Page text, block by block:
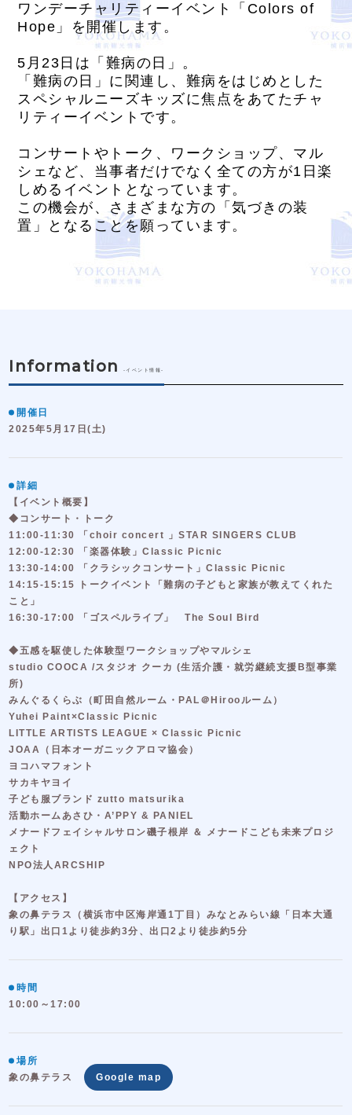
ワンデーチャリティーイベント「Colors of
Hope」を開催します。
5月23日は「難病の日」。
「難病の日」に関連し、難病をはじめとした
スペシャルニーズキッズに焦点をあてたチャ
リティーイベントです。
コンサートやトーク、ワークショップ、マル
シェなど、当事者だけでなく全ての方が1日楽
しめるイベントとなっています。
この機会が、さまざまな方の「気づきの装
置」となることを願っています。
Information -イベント情報-
開催日
2025年5月17日(土)
詳細
【イベント概要】
◆コンサート・トーク
11:00-11:30 「choir concert 」STAR SINGERS CLUB
12:00-12:30 「楽器体験」Classic Picnic
13:30-14:00 「クラシックコンサート」Classic Picnic
14:15-15:15 トークイベント「難病の子どもと家族が教えてくれた
こと」
16:30-17:00 「ゴスペルライブ」 The Soul Bird
◆五感を駆使した体験型ワークショップやマルシェ
studio COOCA /スタジオ クーカ (生活介護・就労継続支援B型事業
所)
みんぐるくらぶ（町田自然ルーム・PAL＠Hirooルーム）
Yuhei Paint×Classic Picnic
LITTLE ARTISTS LEAGUE × Classic Picnic
JOAA（日本オーガニックアロマ協会）
ヨコハマフォント
サカキヤヨイ
子ども服ブランド zutto matsurika
活動ホームあさひ・A’PPY & PANIEL
メナードフェイシャルサロン磯子根岸 ＆ メナードこども未来プロジ
ェクト
NPO法人ARCSHIP
【アクセス】
象の鼻テラス（横浜市中区海岸通1丁目）みなとみらい線「日本大通
り駅」出口1より徒歩約3分、出口2より徒歩約5分
時間
10:00～17:00
場所
象の鼻テラス
Google map